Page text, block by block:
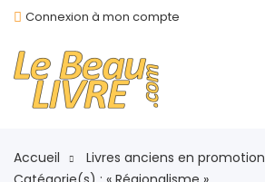
Connexion à mon compte
Accueil
Livres anciens en promotion